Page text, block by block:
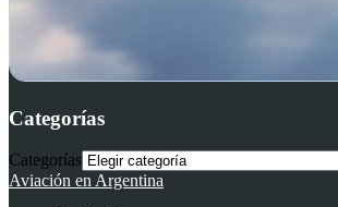
Categorías
Categorías
Aviación en Argentina